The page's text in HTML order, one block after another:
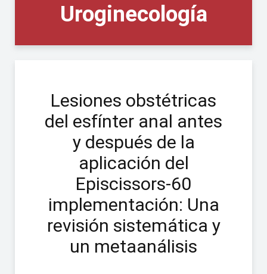
Uroginecología
Lesiones obstétricas
del esfínter anal antes
y después de la
aplicación del
Episcissors-60
implementación: Una
revisión sistemática y
un metaanálisis